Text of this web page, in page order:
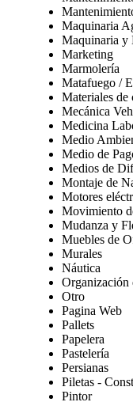
Maquinaria
Maquinaria y
Marketing
Marmolería
Matafuego /
Materiales de
Mecánica
Medicina
Medio
Medio de
Medios de
Montaje de
Motores
Movimiento
Mudanza y
Muebles de
Murales
Náutica
Organización
Otro
Pagina Web
Pallets
Papelera
Pastelería
Persianas
Piletas -
Pintor